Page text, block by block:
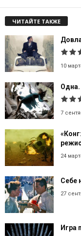
ЧИТАЙТЕ ТАКЖЕ
10
Одна.
7
24
Себе
27
Игра